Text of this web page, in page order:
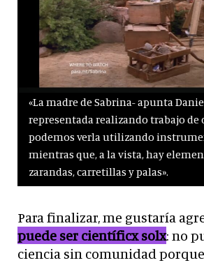
«La madre de Sabrina- apunta
representada realizando trabajo de
podemos verla utilizando
mientras que, a la vista, hay
zarandas, carretillas y palas».
Para finalizar, me gustaría
puede ser científicx solx: no
ciencia sin comunidad porque